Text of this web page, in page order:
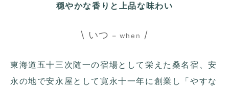
穏やかな香りと上品な味わい
\ いつ – when /
東海道五十三次随一の宿場として栄えた桑名宿、安
永の地で安永屋として寛永十一年に創業し「やすな